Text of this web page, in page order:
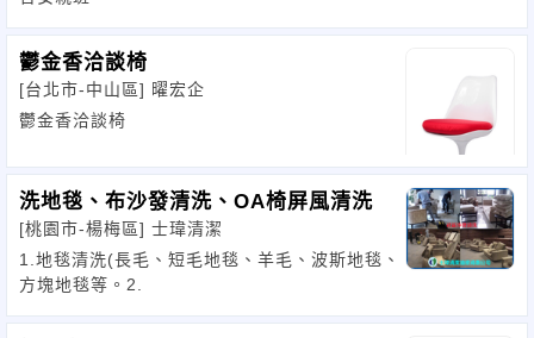
鬱金香洽談椅
[台北市-中山區] 曜宏企
鬱金香洽談椅
洗地毯、布沙發清洗、OA椅屏風清洗
[桃園市-楊梅區] 士瑋清潔
1.地毯清洗(長毛、短毛地毯、羊毛、波斯地毯、
方塊地毯等。2.